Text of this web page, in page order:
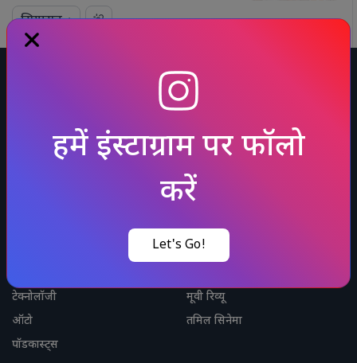
हमें इंस्टाग्राम पर फॉलो
करें
Let's Go!
सियासत
Sitemap
Privacy Policy
टेक्नोलॉजी
ऑटो
पॉडकास्ट्स
एंटरटेनमेंट न्यूज़
विजुअल स्टोरीज़
बॉलीवुडटीवी न्यूज़
OTT न्यूज़
मूवी रिव्यू
तमिल सिनेमा